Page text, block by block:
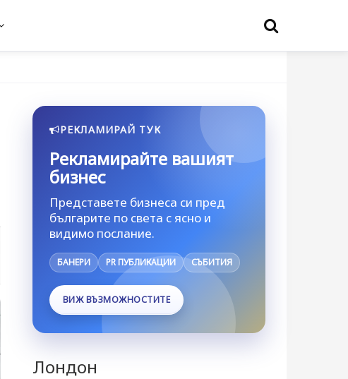
РЕКЛАМИРАЙ ТУК
Рекламирайте вашият
бизнес
Представете бизнеса си пред
българите по света с ясно и
видимо послание.
БАНЕРИ PR ПУБЛИКАЦИИ СЪБИТИЯ
ВИЖ ВЪЗМОЖНОСТИТЕ
Лондон